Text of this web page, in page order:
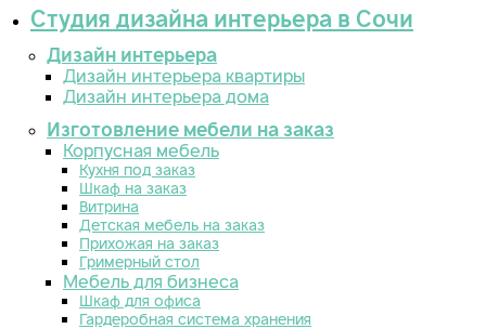
Студия дизайна интерьера в Сочи
Дизайн интерьера
Дизайн интерьера квартиры
Дизайн интерьера дома
Изготовление мебели на заказ
Корпусная мебель
Кухня под заказ
Шкаф на заказ
Витрина
Детская мебель на заказ
Прихожая на заказ
Гримерный стол
Мебель для бизнеса
Шкаф для офиса
Гардеробная система хранения